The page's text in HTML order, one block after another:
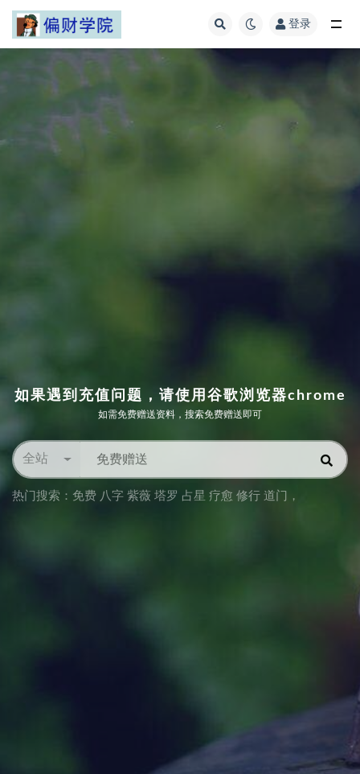
登录
如果遇到充值问题，请使用谷歌浏览器chrome
如需免费赠送资料，搜索免费赠送即可
全站
热门搜索： 免费 八字 紫薇 塔罗 占星 疗愈 修行 道门 ，